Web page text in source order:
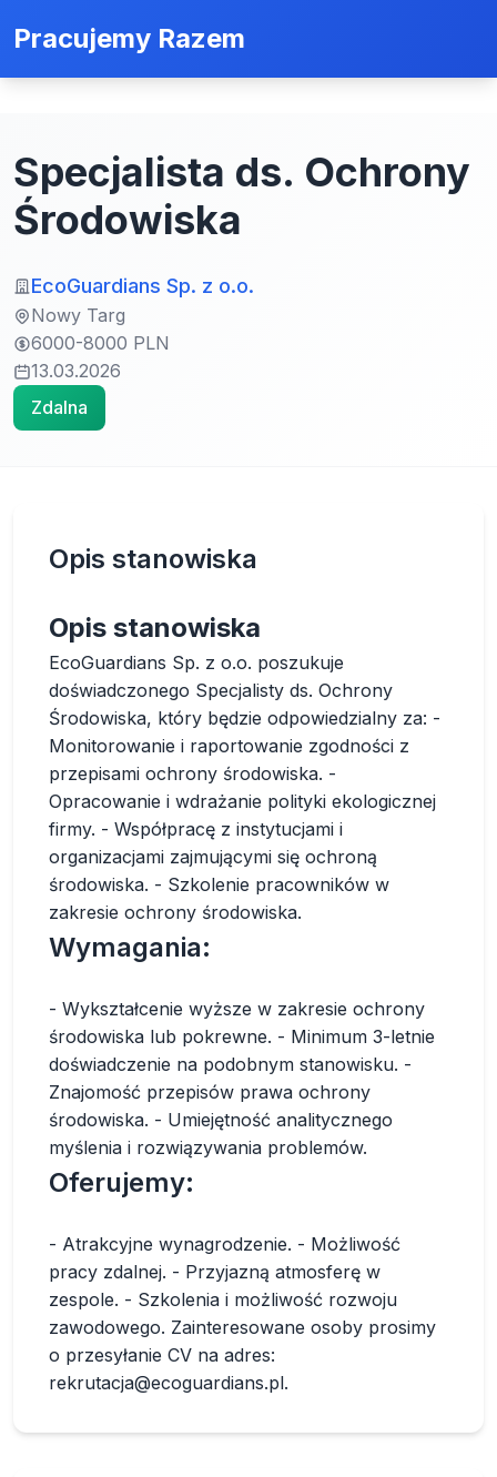
Pracujemy Razem
Specjalista ds. Ochrony
Środowiska
EcoGuardians Sp. z o.o.
Nowy Targ
6000-8000 PLN
13.03.2026
Zdalna
Opis stanowiska
Opis stanowiska
EcoGuardians Sp. z o.o. poszukuje
doświadczonego Specjalisty ds. Ochrony
Środowiska, który będzie odpowiedzialny za: -
Monitorowanie i raportowanie zgodności z
przepisami ochrony środowiska. -
Opracowanie i wdrażanie polityki ekologicznej
firmy. - Współpracę z instytucjami i
organizacjami zajmującymi się ochroną
środowiska. - Szkolenie pracowników w
zakresie ochrony środowiska.
Wymagania:
- Wykształcenie wyższe w zakresie ochrony
środowiska lub pokrewne. - Minimum 3-letnie
doświadczenie na podobnym stanowisku. -
Znajomość przepisów prawa ochrony
środowiska. - Umiejętność analitycznego
myślenia i rozwiązywania problemów.
Oferujemy:
- Atrakcyjne wynagrodzenie. - Możliwość
pracy zdalnej. - Przyjazną atmosferę w
zespole. - Szkolenia i możliwość rozwoju
zawodowego. Zainteresowane osoby prosimy
o przesyłanie CV na adres:
rekrutacja@ecoguardians.pl.